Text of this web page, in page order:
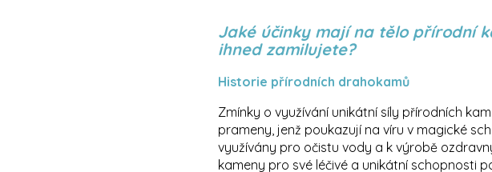
Jaké účinky mají na tělo přírodní
ihned zamilujete?
Historie přírodních drahokamů
Zmínky o využívání unikátní síly přírodních
prameny, jenž poukazují na víru v magické
využívány pro očistu vody a k výrobě
kameny pro své léčivé a unikátní schopnosti